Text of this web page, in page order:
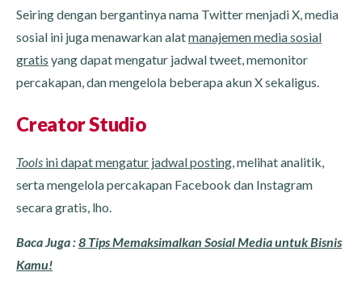
Seiring dengan bergantinya nama Twitter menjadi X, media
sosial ini juga menawarkan alatmanajemen media sosial
gratis yang dapat mengatur jadwal tweet, memonitor
percakapan, dan mengelola beberapa akun X sekaligus.
Creator Studio
Tools ini dapat mengatur jadwal posting, melihat analitik,
serta mengelola percakapan Facebook dan Instagram
secara gratis, lho.
Baca Juga :8 Tips Memaksimalkan Sosial Media untuk Bisnis
Kamu!